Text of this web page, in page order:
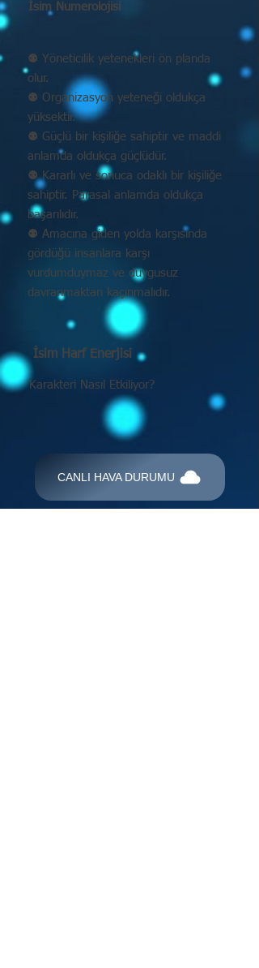
İsim Numerolojisi
⚉ Yöneticilik yetenekleri ön planda
olur.
⚉ Organizasyon yeteneği oldukça
yüksektir.
⚉ Güçlü bir kişiliğe sahiptir ve maddi
anlamda oldukça güçlüdür.
⚉ Kararlı ve sonuca odaklı bir kişiliğe
sahiptir. Parasal anlamda oldukça
başarılıdır.
⚉ Amacına giden yolda karşısında
gördüğü insanlara karşı
vurdumduymaz ve duygusuz
davranmaktan kaçınmalıdır.
İsim Harf Enerjisi
Karakteri Nasıl Etkiliyor?
CANLI HAVA DURUMU